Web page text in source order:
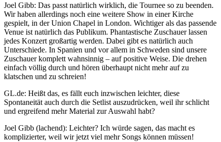
Joel Gibb: Das passt natürlich wirklich, die Tournee so zu beenden.
Wir haben allerdings noch eine weitere Show in einer Kirche
gespielt, in der Union Chapel in London. Wichtiger als das passende
Venue ist natürlich das Publikum. Phantastische Zuschauer lassen
jedes Konzert großartig werden. Dabei gibt es natürlich auch
Unterschiede. In Spanien und vor allem in Schweden sind unsere
Zuschauer komplett wahnsinnig – auf positive Weise. Die drehen
einfach völlig durch und hören überhaupt nicht mehr auf zu
klatschen und zu schreien!
GL.de: Heißt das, es fällt euch inzwischen leichter, diese
Spontaneität auch durch die Setlist auszudrücken, weil ihr schlicht
und ergreifend mehr Material zur Auswahl habt?
Joel Gibb (lachend): Leichter? Ich würde sagen, das macht es
komplizierter, weil wir jetzt viel mehr Songs können müssen!